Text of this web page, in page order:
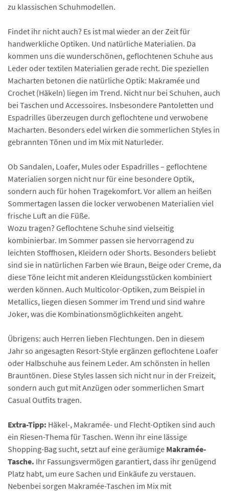
zu klassischen Schuhmodellen.
Findet ihr nicht auch? Es ist mal wieder an der Zeit für
handwerkliche Optiken. Und natürliche Materialien. Da
kommen uns die wunderschönen, geflochtenen Schuhe aus
Leder oder textilen Materialien gerade recht. Die speziellen
Macharten betonen die natürliche Optik: Makramée und
Crochet (Häkeln) liegen im Trend. Nicht nur bei Schuhen, auch
bei Taschen und Accessoires. Insbesondere Pantoletten und
Espadrilles überzeugen durch geflochtene und verwobene
Macharten. Besonders edel wirken die sommerlichen Styles in
gebrannten Tönen und im Mix mit Naturleder.
Ob Sandalen, Loafer, Mules oder Espadrilles – geflochtene
Materialien sorgen nicht nur für eine besondere Optik,
sondern auch für hohen Tragekomfort. Vor allem an heißen
Sommertagen lassen die locker verwobenen Materialien viel
frische Luft an die Füße.
Wozu tragen? Geflochtene Schuhe sind vielseitig
kombinierbar. Im Sommer passen sie hervorragend zu
leichten Stoffhosen, Kleidern oder Shorts. Besonders beliebt
sind sie in natürlichen Farben wie Braun, Beige oder Creme, da
diese Töne leicht mit anderen Kleidungsstücken kombiniert
werden können. Auch Multicolor-Optiken, zum Beispiel in
Metallics, liegen diesen Sommer im Trend und sind wahre
Joker, was die Kombinationsmöglichkeiten angeht.
Übrigens: auch Herren lieben Flechtungen. Den in diesem
Jahr so angesagten Resort-Style ergänzen geflochtene Loafer
oder Halbschuhe aus feinem Leder. Am schönsten in hellen
Brauntönen. Diese Styles lassen sich nicht nur in der Freizeit,
sondern auch gut mit Anzügen oder sommerlichen Smart
Casual Outfits tragen.
Extra-Tipp: Häkel-, Makramée- und Flecht-Optiken sind auch
ein Riesen-Thema für Taschen. Wenn ihr eine lässige
Shopping-Bag sucht, setzt auf eine geräumige Makramée-
Tasche. Ihr Fassungsvermögen garantiert, dass ihr genügend
Platz habt, um eure Sachen und Einkäufe zu verstauen.
Nebenbei sorgen Makramée-Taschen im Mix mit